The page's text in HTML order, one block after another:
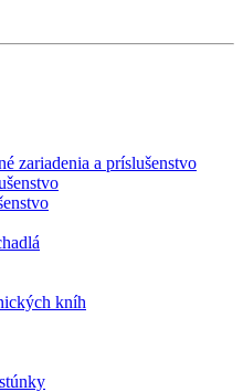
zariadenia a príslušenstvo
kníh